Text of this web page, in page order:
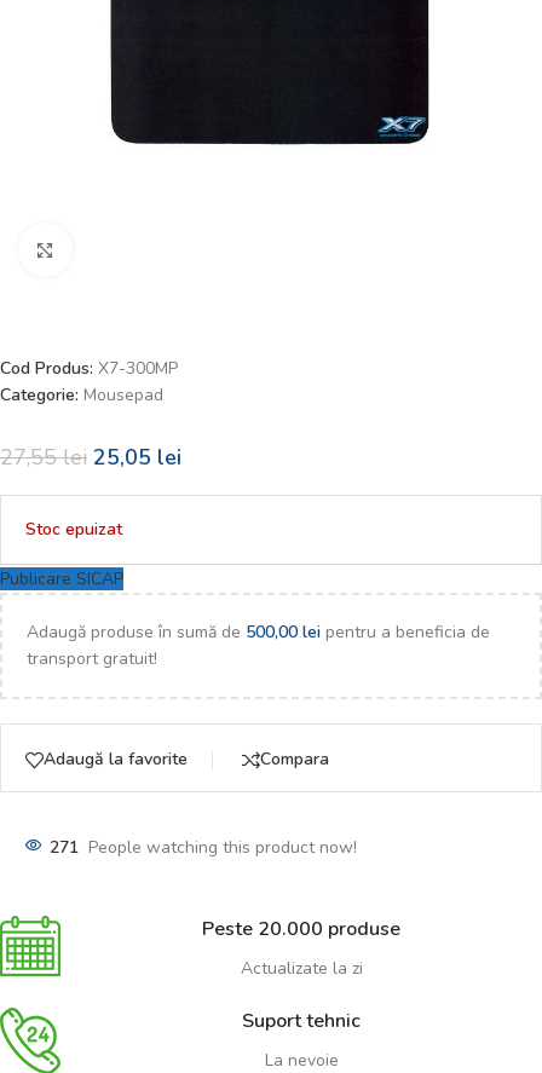
Cod Produs: X7-300MP
Categorie: Mousepad
27,55lei 25,05 lei
Stoc epuizat
Publicare SICAP
Adaugă produse în sumă de 500,00 lei pentru a beneficia de
transport gratuit!
Adaugă la favorite Compara
271 People watching this product now!
Peste 20.000 produse
Actualizate la zi
Suport tehnic
La nevoie